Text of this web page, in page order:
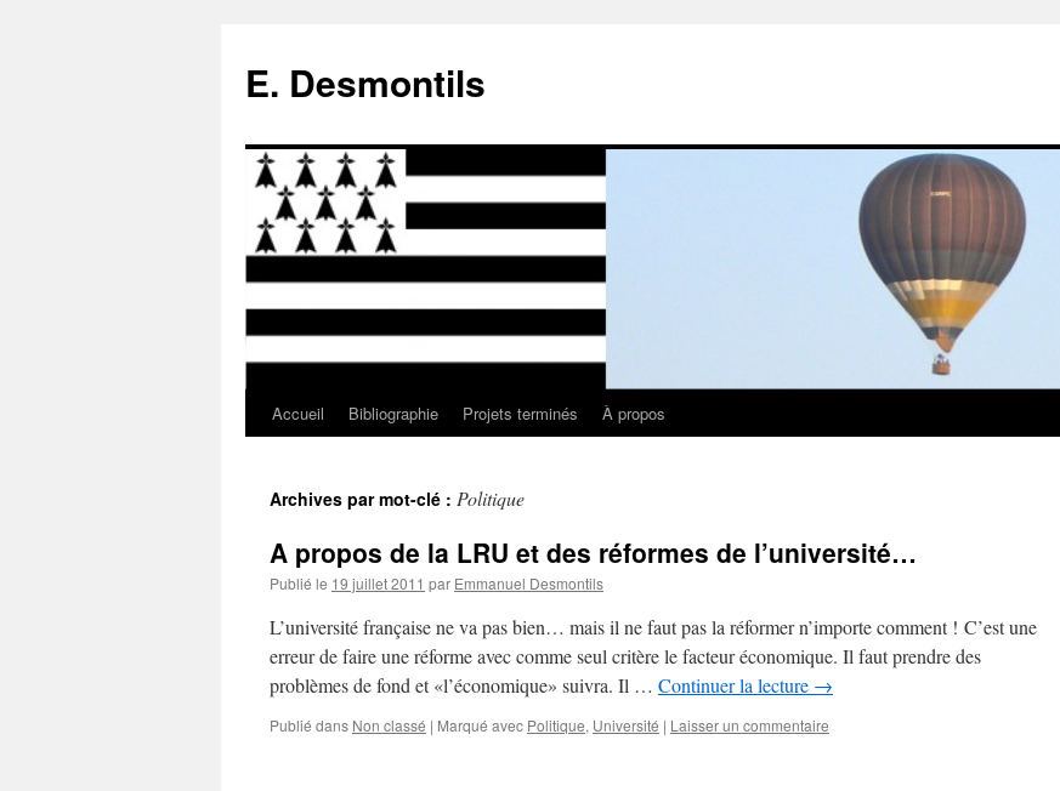
E. Desmontils
Aller
contenu
Accueil Bibliographie Projets terminés À propos
Archives par mot-clé : Politique
A propos de la LRU et des réformes de l’université…
Publié le 19 juillet 2011 par Emmanuel Desmontils
L’université française ne va pas bien… mais il ne faut pas la réformer n’importe comment ! C’est une
erreur de faire une réforme avec comme seul critère le facteur économique. Il faut prendre des
problèmes de fond et «l’économique» suivra. Il … Continuer la lecture →
Publié dans Non classé | Marqué avec Politique, Université | Laisser un commentaire